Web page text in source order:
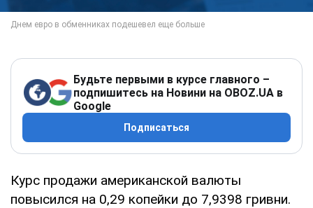
Будьте первыми в курсе главного –
подпишитесь на Новини на OBOZ.UA в
Google
Подписаться
Курс продажи американской валюты
повысился на 0,29 копейки до 7,9398 гривни.